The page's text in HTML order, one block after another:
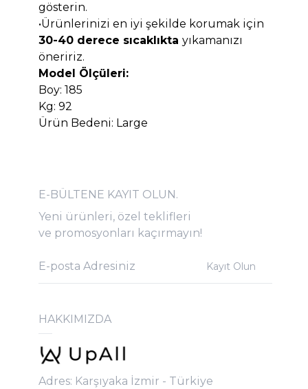
gösterin.
•Ürünlerinizi en iyi şekilde korumak için
30-40 derece sıcaklıkta yıkamanızı
öneririz.
Model Ölçüleri:
Boy: 185
Kg: 92
Ürün Bedeni: Large
E-BÜLTENE KAYIT OLUN.
Yeni ürünleri, özel teklifleri
ve promosyonları kaçırmayın!
Kayıt Olun
HAKKIMIZDA
Adres: Karşıyaka İzmir - Türkiye